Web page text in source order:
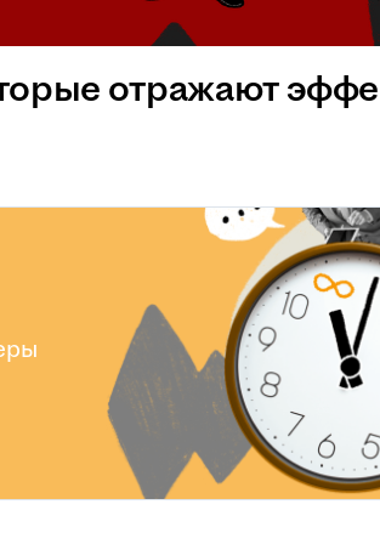
отражают